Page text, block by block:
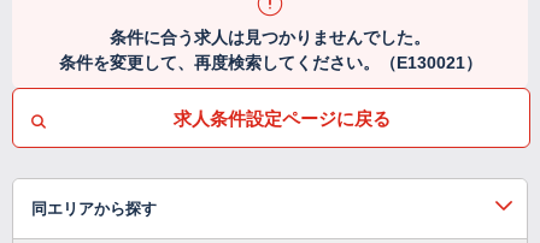
条件に合う求人は見つかりませんでした。
条件を変更して、再度検索してください。（E130021）
求人条件設定ページに戻る
同エリアから探す